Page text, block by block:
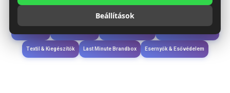
Wellness & Ápolás
Textil & Kiegészítők Last Minute Brandbox Esernyők & Esővédelem
Beállítások